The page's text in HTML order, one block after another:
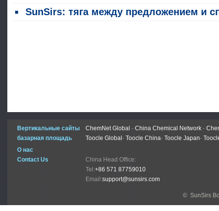
SunSirs: тяга между предложением и спросом продолжается, а рынок акриловой кислоты остается
Вертикальные сайты ChemNet Global - China Chemical Network -
базарная площадь
Toocle Global - Toocle China- Toocle Japan-
О нас
Contact Us
China Head Office:
Tel:+86 571 87759010
Email:support@sunsirs.com
© SunSirs